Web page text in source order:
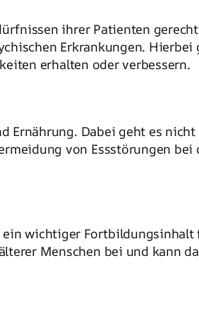
ihrer Patienten
Erkrankungen. Hierbei
erhalten oder verbessern.
Ernährung. Dabei geht es
von Essstörungen bei
ein wichtiger Fortbildungsinhalt
Menschen bei und kann